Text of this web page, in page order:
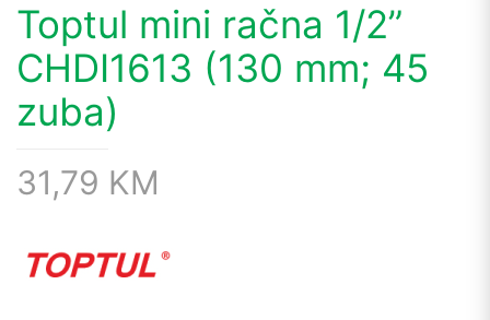
Toptul mini račna 1/2”
CHDI1613 (130 mm; 45
zuba)
31,79 KM